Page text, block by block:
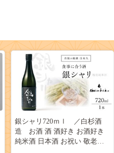
銀シャリ720ｍｌ ／白杉酒
造 お酒 酒 酒好き お酒好き
純米酒 日本酒 お祝い 敬老の